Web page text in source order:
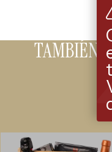
TAMBIÉN